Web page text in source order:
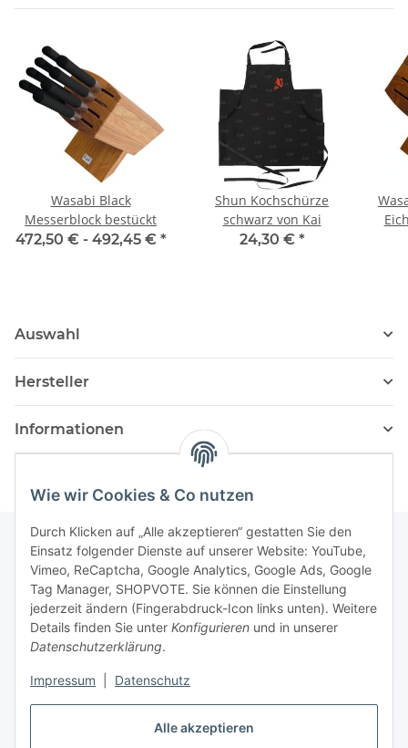
Alle akzeptieren
Wie wir Cookies & Co nutzen
Durch Klicken auf „Alle akzeptieren“ gestatten Sie den
Einsatz folgender Dienste auf unserer Website: YouTube,
Vimeo, ReCaptcha, Google Analytics, Google Ads, Google
Tag Manager, SHOPVOTE. Sie können die Einstellung
jederzeit ändern (Fingerabdruck-Icon links unten). Weitere
Details finden Sie unter Konfigurieren und in unserer
Datenschutzerklärung.
Impressum Datenschutz
Wasabi Black
Messerblock bestückt
472,50 € - 492,45 € *
Shun Kochschürze
schwarz von Kai
24,30 € *
Auswahl
Hersteller
Informationen
Newsletter Abonnieren
Bitte senden Sie mir entsprechend Ihrer
Datenschutzerklärung
regelmäßig und jederzeit widerruflich
Informationen zu Ihrem Produktsortiment per E-Mail zu.
Abonnieren
Newsletter Abonnieren